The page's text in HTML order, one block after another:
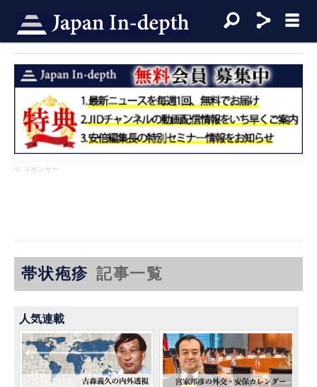
※ スポンサー
帯状疱疹 記事一覧
人気連載